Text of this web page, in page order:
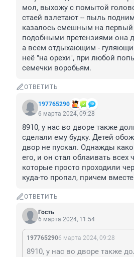
мол, выхожу с помытой
стаей взлетают -- пыль
казалось смешным на первый
подобными претензиями она
а всем отдыхающим -
неё "на орехи", при любой
семечки воробьям.
ОТВЕТИТЬ
197765290
6 марта 2024, 09:28
8910, у нас во дворе также
сделали ему будку. Детей
двор не пускал. Однажды
его, и он стал облаивать всех
которые просто проходили
куда-то пропал, причем
ОТВЕТИТЬ
Гость
6 марта 2024, 11:54
1977652906 марта 2024, 09:28